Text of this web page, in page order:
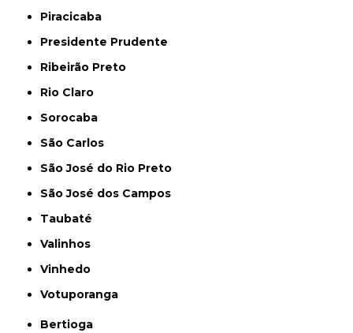
Piracicaba
Presidente Prudente
Ribeirão Preto
Rio Claro
Sorocaba
São Carlos
São José do Rio Preto
São José dos Campos
Taubaté
Valinhos
Vinhedo
Votuporanga
Bertioga